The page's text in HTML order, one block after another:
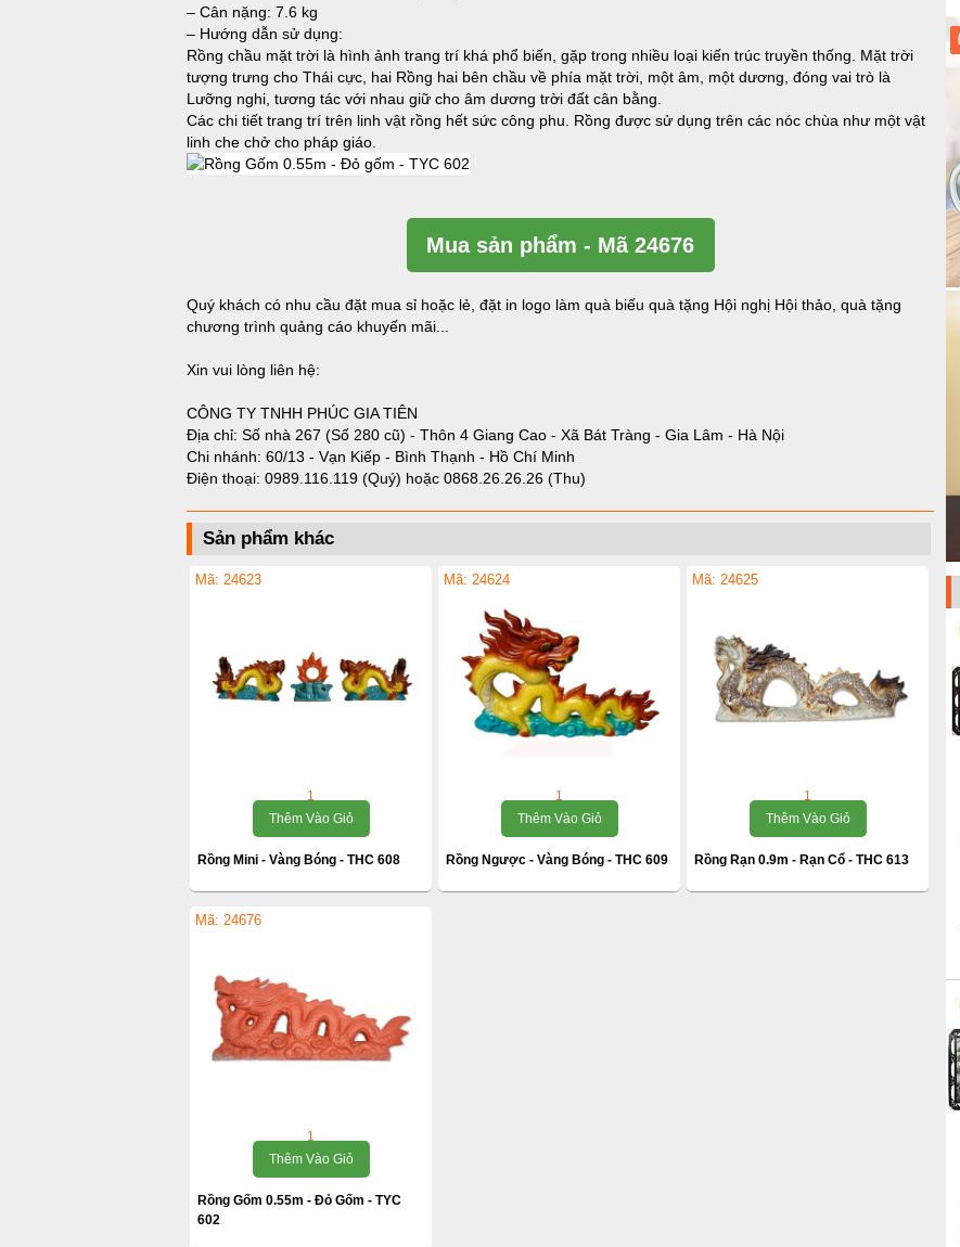
– Cân nặng: 7.6 kg
– Hướng dẫn sử dụng:
Rồng chầu mặt trời là hình ảnh trang trí khá phổ biến, gặp trong nhiều loại kiến trúc truyền thống. Mặt trời
tượng trưng cho Thái cực, hai Rồng hai bên chầu về phía mặt trời, một âm, một dương, đóng vai trò là
Lưỡng nghi, tương tác với nhau giữ cho âm dương trời đất cân bằng.
Các chi tiết trang trí trên linh vật rồng hết sức công phu. Rồng được sử dụng trên các nóc chùa như một vật
linh che chở cho pháp giáo.
Mua sản phẩm - Mã 24676
Quý khách có nhu cầu đặt mua sỉ hoặc lẻ, đặt in logo làm quà biếu quà tặng Hội nghị Hội thảo, quà tặng
chương trình quảng cáo khuyến mãi...
Xin vui lòng liên hệ:
CÔNG TY TNHH PHÚC GIA TIÊN
Địa chỉ: Số nhà 267 (Số 280 cũ) - Thôn 4 Giang Cao - Xã Bát Tràng - Gia Lâm - Hà Nội
Chi nhánh: 60/13 - Vạn Kiếp - Bình Thạnh - Hồ Chí Minh
Điện thoại: 0989.116.119 (Quý) hoặc 0868.26.26.26 (Thu)
Sản phẩm khác
Mã: 24623
1
Thêm Vào Giỏ
Rồng Mini - Vàng Bóng - THC 608
Mã: 24624
1
Thêm Vào Giỏ
Rồng Ngược - Vàng Bóng - THC 609
Mã: 24625
1
Thêm Vào Giỏ
Rồng Rạn 0.9m - Rạn Cổ - THC 613
Mã: 24676
1
Thêm Vào Giỏ
Rồng Gốm 0.55m - Đỏ Gốm - TYC
602